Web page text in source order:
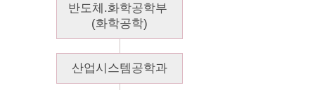
반도체.화학공학부
(화학공학)
산업시스템공학과